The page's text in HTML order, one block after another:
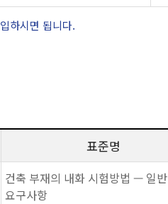
하시면 됩니다.
표준명
건축 부재의 내화 시험방법 — 일반
요구사항